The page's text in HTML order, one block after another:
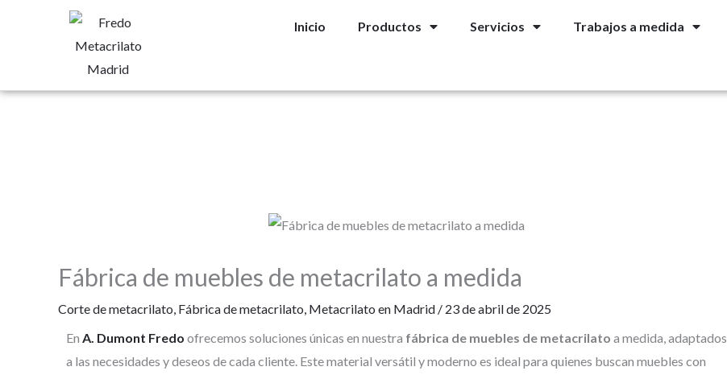
Inicio Productos Servicios Trabajos a medida
Fábrica de muebles de metacrilato a medida
Corte de metacrilato, Fábrica de metacrilato, Metacrilato en Madrid / 23 de abril de 2025
En A. Dumont Fredo ofrecemos soluciones únicas en nuestra fábrica de muebles de metacrilato a medida, adaptados
a las necesidades y deseos de cada cliente. Este material versátil y moderno es ideal para quienes buscan muebles con